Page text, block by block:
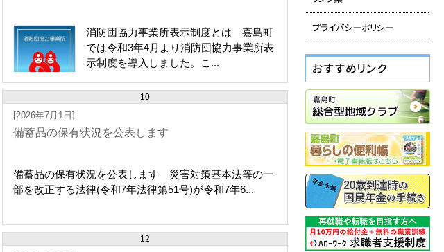
消防団協力事業所表示制度とは 嘉島町
では令和3年4月より消防団協力事業所表
示制度を導入しました。こ...
10
[2026年7月1日]
備蓄品の保有状況を公表します
備蓄品の保有状況を公表します 災害対策基本法等の一
部を改正する法律(令和7年法律第51号)が令和7年6...
12